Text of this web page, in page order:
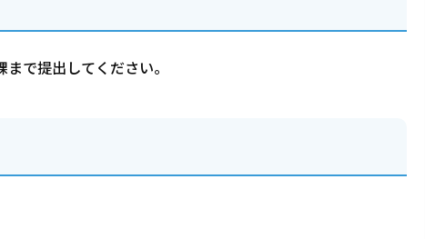
で提出してください。